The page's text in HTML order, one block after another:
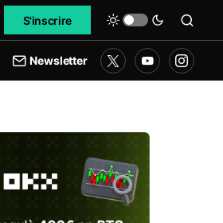
S'inscrire
Newsletter